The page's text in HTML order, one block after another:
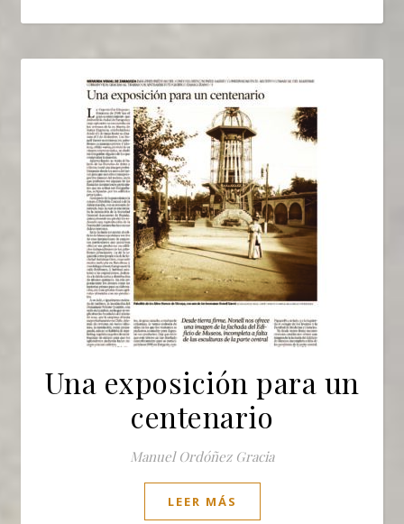
Una exposición para un
centenario
Manuel Ordóñez Gracia
LEER MÁS